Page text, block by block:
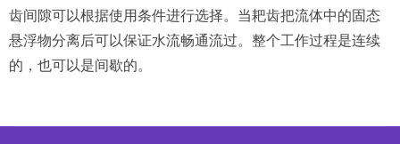
齿间隙可以根据使用条件进行选择。当耙齿把流体中的固态
悬浮物分离后可以保证水流畅通流过。整个工作过程是连续
的，也可以是间歇的。